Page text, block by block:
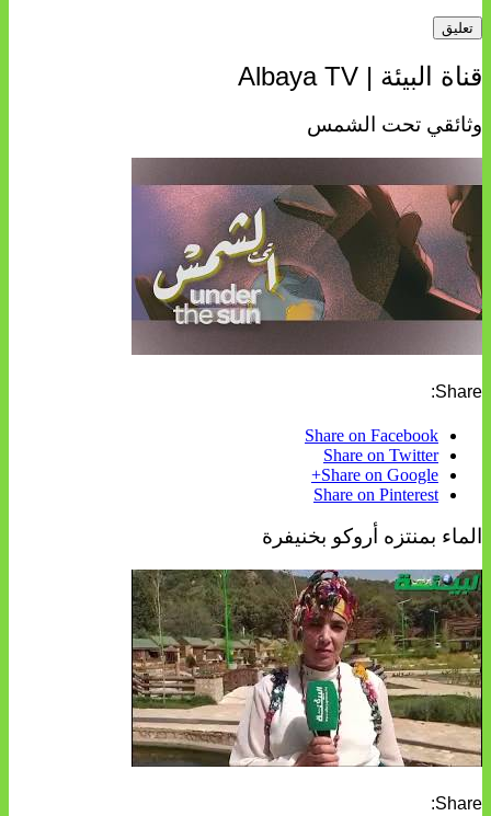
قناة البيئة | Albaya TV
وثائقي تحت الشمس
Share:
Share on Facebook
Share on Twitter
Share on Google+
Share on Pinterest
الماء بمنتزه أروكو بخنيفرة
Share: